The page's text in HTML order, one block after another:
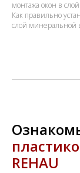
монтажа окон в
Как правильно
слой минеральной
REHAU